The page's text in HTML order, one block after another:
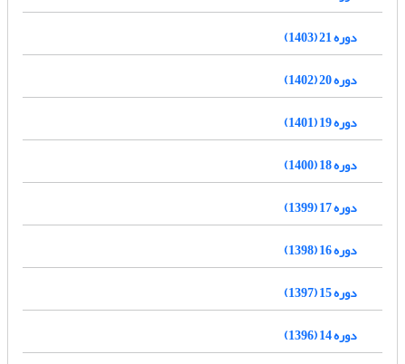
دوره 21 (1403)
دوره 20 (1402)
دوره 19 (1401)
دوره 18 (1400)
دوره 17 (1399)
دوره 16 (1398)
دوره 15 (1397)
دوره 14 (1396)